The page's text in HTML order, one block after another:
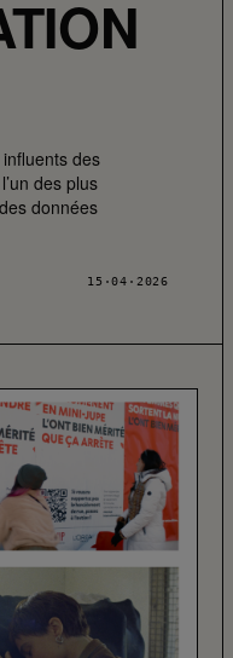
des
des plus
données
15·04·2026